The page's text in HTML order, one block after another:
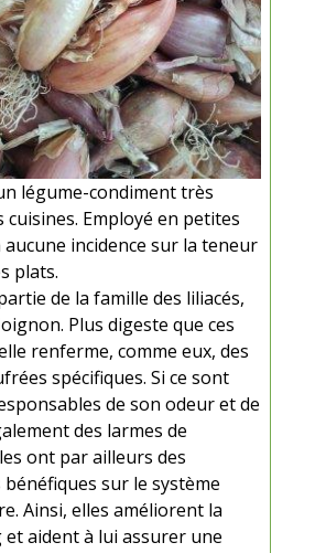
légume-condiment très
cuisines. Employé en petites
incidence sur la teneur
plats.
de la famille des liliacés,
Plus digeste que ces
renferme, comme eux, des
spécifiques. Si ce sont
de son odeur et de
des larmes de
ont par ailleurs des
sur le système
Ainsi, elles améliorent la
aident à lui assurer une